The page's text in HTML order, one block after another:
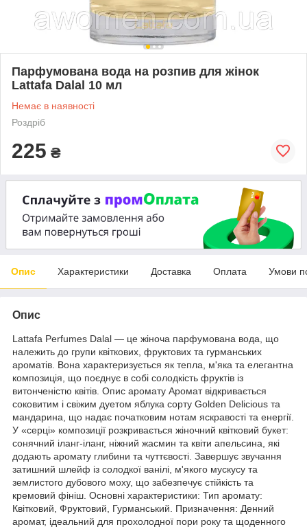
Парфумована вода на розпив для жінок
Lattafa Dalal 10 мл
Немає в наявності
Роздріб
225 ₴
Опис Характеристики Доставка Оплата Умови
Опис
Lattafa Perfumes Dalal — це жіноча парфумована вода, що
належить до групи квіткових, фруктових та гурманських
ароматів. Вона характеризується як тепла, м'яка та елегантна
композиція, що поєднує в собі солодкість фруктів із
витонченістю квітів. Опис аромату Аромат відкривається
соковитим і свіжим дуетом яблука сорту Golden Delicious та
мандарина, що надає початковим нотам яскравості та енергії.
У «серці» композиції розкривається жіночний квітковий букет:
сонячний іланг-іланг, ніжний жасмин та квіти апельсина, які
додають аромату глибини та чуттєвості. Завершує звучання
затишний шлейф із солодкої ванілі, м'якого мускусу та
землистого дубового моху, що забезпечує стійкість та
кремовий фініш. Основні характеристики: Тип аромату:
Квітковий, Фруктовий, Гурманський. Призначення: Денний
аромат, ідеальний для прохолодної пори року та щоденного